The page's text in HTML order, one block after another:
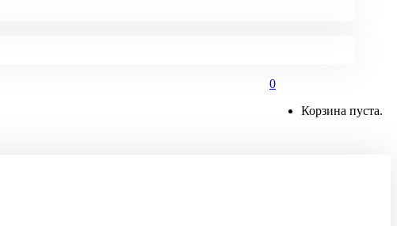
0
Корзина пуста.